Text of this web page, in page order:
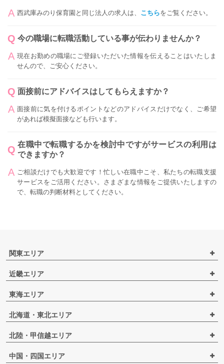
西武庫みのり保育園と同じ法人の求人は、 こちらをご覧ください。
今の職場に転職活動している事が伝わりませんか？
現在お勤めの職場にご登録いただいた情報を伝えることはいたしま
せんので、ご安心ください。
面接前にアドバイスはしてもらえますか？
面接前に気を付けるポイントなどのアドバイスだけでなく、ご希望
があれば模擬面接なども行います。
在職中で転職するかを検討中ですがサービスの利用は
できますか？
ご相談だけでも大歓迎です！忙しい在職中こそ、私たちの転職支援
サービスをご活用ください。さまざまな情報をご提供いたしますの
で、転職の判断材料としてください。
関東エリア
近畿エリア
東海エリア
北海道・東北エリア
北陸・甲信越エリア
中国・四国エリア